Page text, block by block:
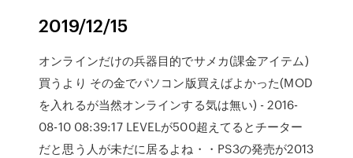
2019/12/15
オンラインだけの兵器目的でサメカ(課金アイテム)
買うより その金でパソコン版買えばよかった(MOD
を入れるが当然オンラインする気は無い) - 2016-
08-10 08:39:17 LEVELが500超えてるとチーター
だと思う人が未だに居るよね・・PS3の発売が2013